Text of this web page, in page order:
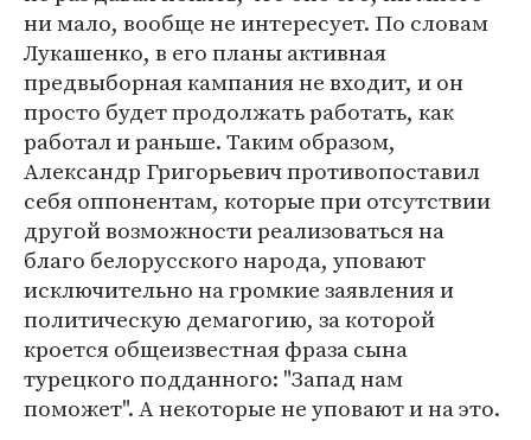
ни мало, вообще не интересует. По словам
Лукашенко, в его планы активная
предвыборная кампания не входит, и он
просто будет продолжать работать, как
работал и раньше. Таким образом,
Александр Григорьевич противопоставил
себя оппонентам, которые при отсутствии
другой возможности реализоваться на
благо белорусского народа, уповают
исключительно на громкие заявления и
политическую демагогию, за которой
кроется общеизвестная фраза сына
турецкого подданного: "Запад нам
поможет". А некоторые не уповают и на это.